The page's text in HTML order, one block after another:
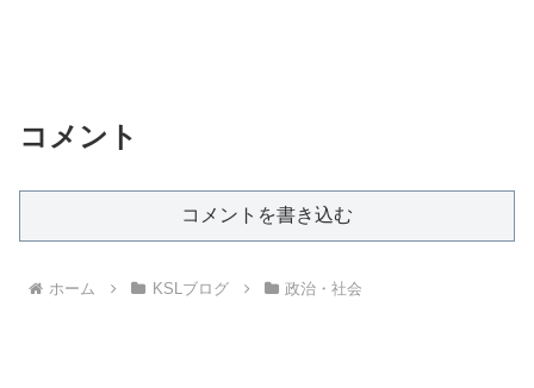
コメント
コメントを書き込む
ホーム KSLブログ 政治・社会